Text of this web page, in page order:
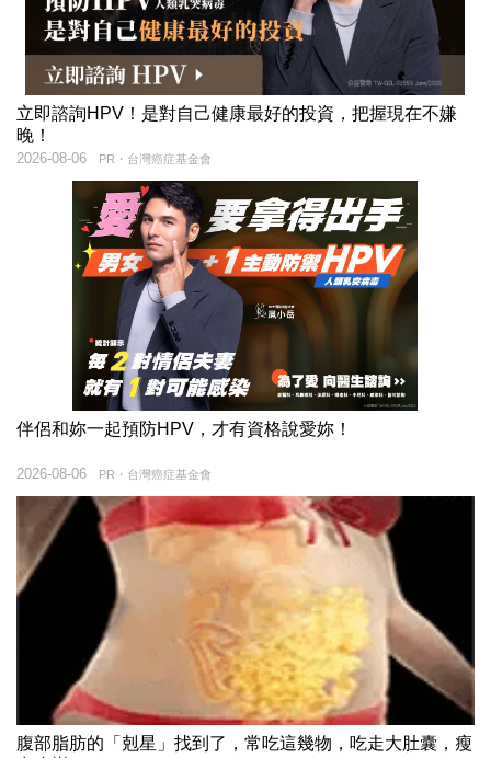
立即諮詢HPV！是對自己健康最好的投資，把握現在不嫌
晚！
PR・台灣癌症基金會
2026-08-06
伴侶和妳一起預防HPV，才有資格說愛妳！
PR・台灣癌症基金會
2026-08-06
腹部脂肪的「剋星」找到了，常吃這幾物，吃走大肚囊，瘦